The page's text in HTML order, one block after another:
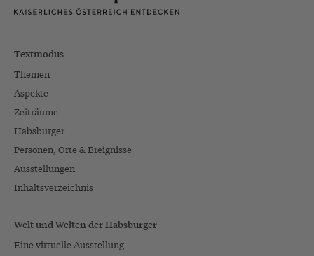
Textmodus
Themen
Aspekte
Zeiträume
Habsburger
Personen, Orte & Ereignisse
Ausstellungen
Inhaltsverzeichnis
Welt und Welten der Habsburger
Eine virtuelle Ausstellung